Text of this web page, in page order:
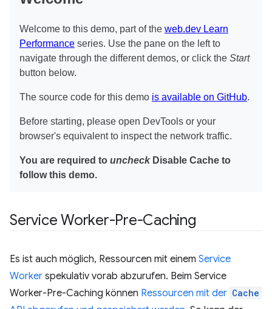
Service Worker-Pre-Caching
Es ist auch möglich, Ressourcen mit einem Service
Worker spekulativ vorab abzurufen. Beim Service
Worker-Pre-Caching können Ressourcen mit der Cache